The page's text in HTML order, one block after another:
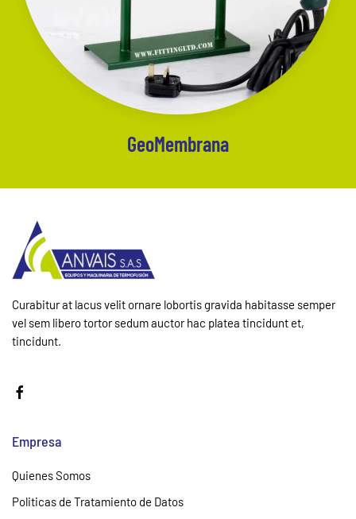
GeoMembrana
Curabitur at lacus velit ornare lobortis gravida habitasse semper
vel sem libero tortor sedum auctor hac platea tincidunt et,
tincidunt.
Empresa
Quienes Somos
Politicas de Tratamiento de Datos